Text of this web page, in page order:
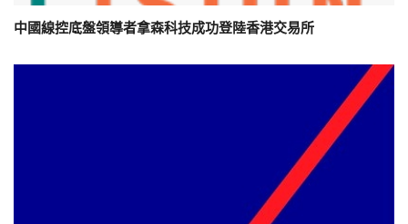
中國線控底盤領導者拿森科技成功登陸香港交易所